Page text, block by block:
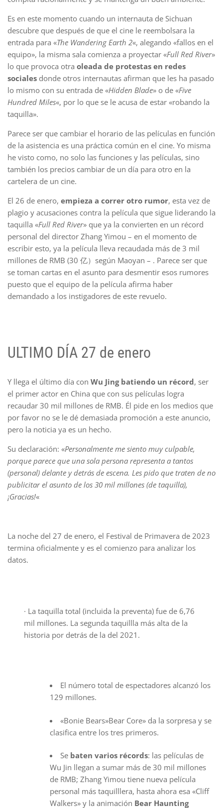
Es en este momento cuando un internauta de Sichuan
descubre que después de que el cine le reembolsara la
entrada para «The Wandering Earth 2«, alegando «fallos en el
equipo», la misma sala comienza a proyectar «Full Red River»
lo que provoca otra oleada de protestas en redes
sociales donde otros internautas afirman que les ha pasado
lo mismo con su entrada de «Hidden Blade» o de «Five
Hundred Miles«, por lo que se le acusa de estar «robando la
taquilla».
Parece ser que cambiar el horario de las películas en función
de la asistencia es una práctica común en el cine. Yo misma
he visto como, no solo las funciones y las películas, sino
también los precios cambiar de un día para otro en la
cartelera de un cine.
El 26 de enero, empieza a correr otro rumor, esta vez de
plagio y acusaciones contra la película que sigue liderando la
taquilla «Full Red River» que ya la convierten en un récord
personal del director Zhang Yimou – en el momento de
escribir esto, ya la película lleva recaudada más de 3 mil
millones de RMB (30 亿）según Maoyan – . Parece ser que
se toman cartas en el asunto para desmentir esos rumores
puesto que el equipo de la película afirma haber
demandado a los instigadores de este revuelo.
ULTIMO DÍA 27 de enero
Y llega el último día con Wu Jing batiendo un récord, ser
el primer actor en China que con sus películas logra
recaudar 30 mil millones de RMB. Él pide en los medios que
por favor no se le dé demasiada promoción a este anuncio,
pero la noticia ya es un hecho.
Su declaración: «Personalmente me siento muy culpable,
porque parece que una sola persona representa a tantos
(personal) delante y detrás de escena. Les pido que traten de no
publicitar el asunto de los 30 mil millones (de taquilla),
¡Gracias!«
La noche del 27 de enero, el Festival de Primavera de 2023
termina oficialmente y es el comienzo para analizar los
datos.
· La taquilla total (incluida la preventa) fue de 6,76
mil millones. La segunda taquillla más alta de la
historia por detrás de la del 2021.
El número total de espectadores alcanzó los
129 millones.
«Bonie Bears»Bear Core» da la sorpresa y se
clasifica entre los tres primeros.
Se baten varios récords: las películas de
Wu Jin llegan a sumar más de 30 mil millones
de RMB; Zhang Yimou tiene nueva película
personal más taquilllera, hasta ahora esa «Cliff
Walkers» y la animación Bear Haunting